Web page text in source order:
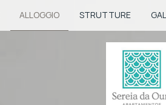
ALLOGGIO STRUTTURE